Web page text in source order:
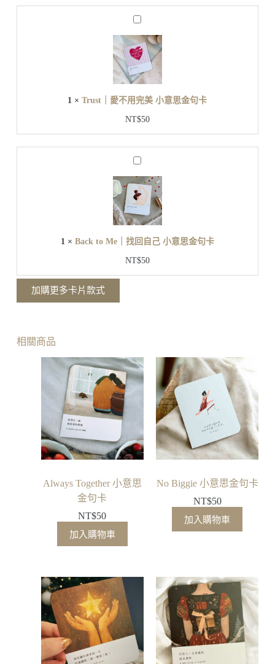
自
小
意
思
金
卡
T
u
s
t
｜
不
用
意
思
金
句
卡
1 ×Trust｜愛不用完美 小意思金句卡
NT$50
B
c
k
t
o
M
｜
找
回
句
卡
1 × Back to Me｜找回自己 小意思金句卡
NT$50
加購更多卡片款式
相關商品
Always Together 小意思
金句卡
NT$50
加入購物車
No Biggie 小意思金句卡
NT$50
加入購物車